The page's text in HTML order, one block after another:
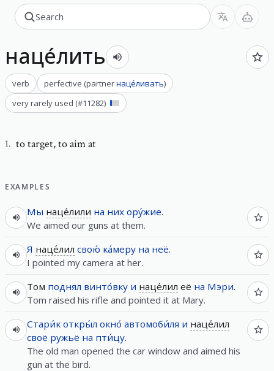
наце́лить
verb perfective (partnerнаце́ливать)
very rarely used (#11282)
1. to target,to aim at
EXAMPLES
Мы наце́лили на них ору́жие.
We aimed our guns at them.
Я наце́лил свою́ ка́меру на неё.
I pointed my camera at her.
Том поднял винто́вку и наце́лил её на Мэри.
Tom raised his rifle and pointed it at Mary.
Стари́к откры́л окно́ автомоби́ля и наце́лил
своё ружьё на пти́цу.
The old man opened the car window and aimed his
gun at the bird.